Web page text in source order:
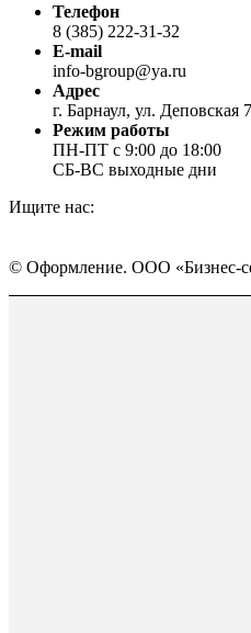
Телефон
8 (385) 222-31-32
E-mail
info-bgroup@ya.ru
Адрес
г. Барнаул, ул. Деповская 7
Режим работы
ПН-ПТ с 9:00 до 18:00
СБ-ВС выходные дни
Ищите нас:
Вконтакте
открывается
в
WhatsApp
открывается
в
Telegram
открывается
в
© Оформление. ООО «Бизнес-